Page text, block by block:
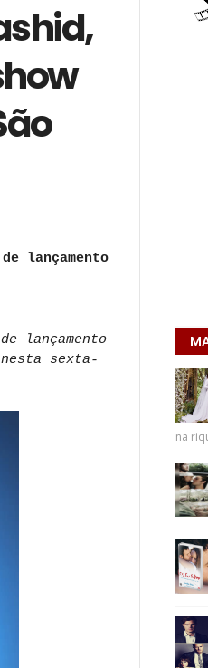
lançamento
lançamento
sexta-
na